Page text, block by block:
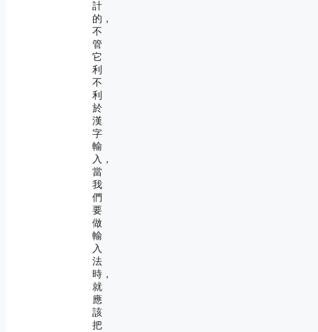
計
的，
不
管
它
利
不
利
於
漢
字
輸
入，
當
我
們
要
做
輸
入
法
時，
就
應
該
把